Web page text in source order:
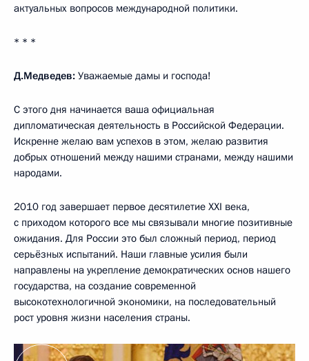
актуальных вопросов международной политики.
* * *
Д.Медведев: Уважаемые дамы и господа!
С этого дня начинается ваша официальная
дипломатическая деятельность в Российской Федерации.
Искренне желаю вам успехов в этом, желаю развития
добрых отношений между нашими странами, между нашими
народами.
2010 год завершает первое десятилетие XXI века,
с приходом которого все мы связывали многие позитивные
ожидания. Для России это был сложный период, период
серьёзных испытаний. Наши главные усилия были
направлены на укрепление демократических основ нашего
государства, на создание современной
высокотехнологичной экономики, на последовательный
рост уровня жизни населения страны.